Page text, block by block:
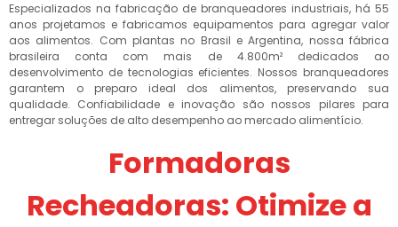
Especializados na fabricação de branqueadores industriais, há 55
anos projetamos e fabricamos equipamentos para agregar valor
aos alimentos. Com plantas no Brasil e Argentina, nossa fábrica
brasileira conta com mais de 4.800m² dedicados ao
desenvolvimento de tecnologias eficientes. Nossos branqueadores
garantem o preparo ideal dos alimentos, preservando sua
qualidade. Confiabilidade e inovação são nossos pilares para
entregar soluções de alto desempenho ao mercado alimentício.
Formadoras
Recheadoras: Otimize a